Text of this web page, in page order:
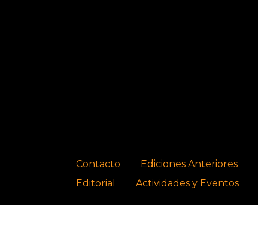
Contacto Ediciones Anteriores
Editorial
Actividades y Eventos